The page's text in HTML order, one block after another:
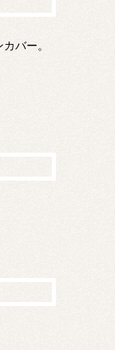
カバー。